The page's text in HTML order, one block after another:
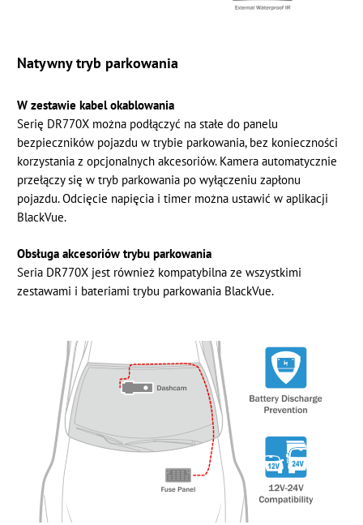
Natywny tryb parkowania
W zestawie kabel okablowania
Serię DR770X można podłączyć na stałe do panelu
bezpieczników pojazdu w trybie parkowania, bez konieczności
korzystania z opcjonalnych akcesoriów. Kamera automatycznie
przełączy się w tryb parkowania po wyłączeniu zapłonu
pojazdu. Odcięcie napięcia i timer można ustawić w aplikacji
BlackVue.
Obsługa akcesoriów trybu parkowania
Seria DR770X jest również kompatybilna ze wszystkimi
zestawami i bateriami trybu parkowania BlackVue.